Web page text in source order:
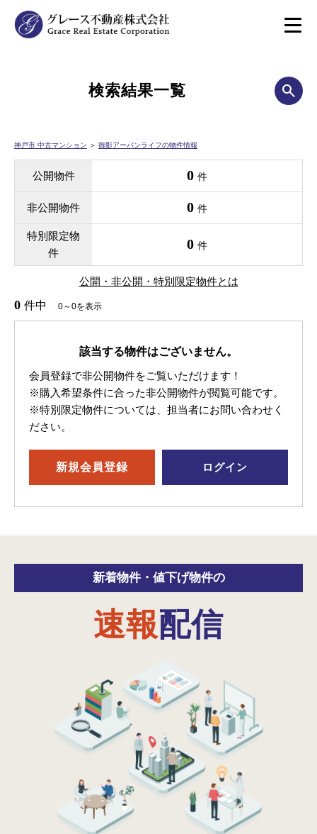
検索結果一覧
神戸市 中古マンション ＞ 御影アーバンライフの物件情報
公開物件 0 件
非公開物件 0 件
特別限定物
件
0 件
公開・非公開・特別限定物件とは
0 件中 0～0を表示
該当する物件はございません。
会員登録で非公開物件をご覧いただけます！
※購入希望条件に合った非公開物件が閲覧可能です。
※特別限定物件については、担当者にお問い合わせく
ださい。
新規会員登録 ログイン
新着物件・ 値下げ物件の
速報配信